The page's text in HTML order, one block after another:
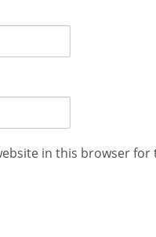
in this browser